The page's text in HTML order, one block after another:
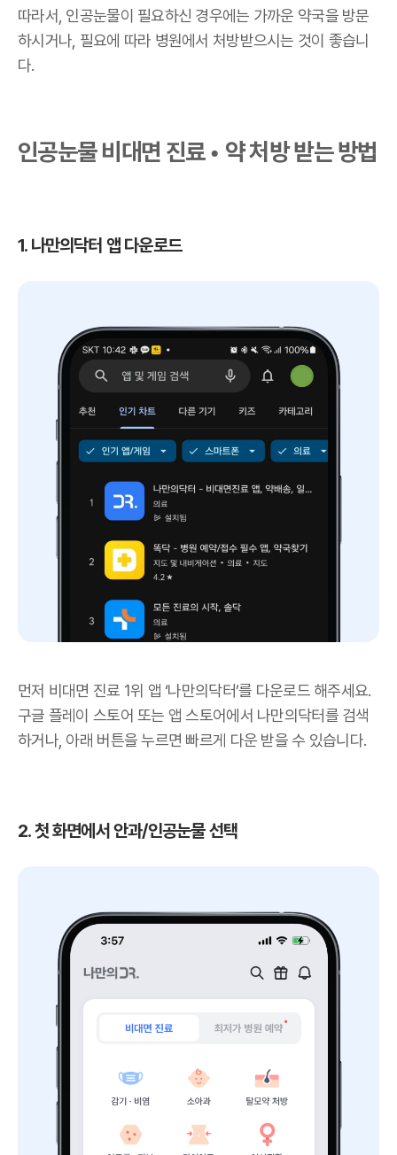
따라서, 인공눈물이 필요하신 경우에는 가까운 약국을 방문
하시거나, 필요에 따라 병원에서 처방받으시는 것이 좋습니
다.
인공눈물 비대면 진료 • 약 처방 받는 방법
1. 나만의닥터 앱 다운로드
먼저 비대면 진료 1위 앱 ‘나만의닥터’를 다운로드 해주세요.
구글 플레이 스토어 또는 앱 스토어에서 나만의닥터를 검색
하거나, 아래 버튼을 누르면 빠르게 다운 받을 수 있습니다.
2. 첫 화면에서 안과/인공눈물 선택